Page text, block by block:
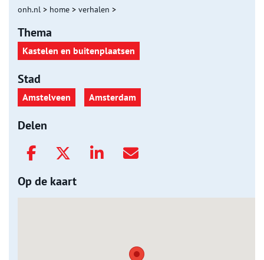
onh.nl > home > verhalen >
Thema
Kastelen en buitenplaatsen
Stad
Amstelveen Amsterdam
Delen
Op de kaart